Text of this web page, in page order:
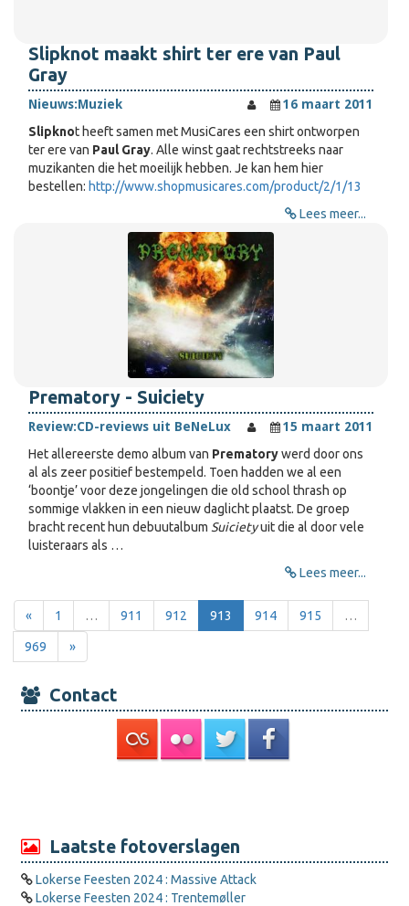
Slipknot maakt shirt ter ere van Paul
Gray
Nieuws:Muziek
16 maart 2011
Slipknot heeft samen met MusiCares een shirt ontworpen
ter ere van Paul Gray. Alle winst gaat rechtstreeks naar
muzikanten die het moeilijk hebben. Je kan hem hier
bestellen: http://www.shopmusicares.com/product/2/1/13
Lees meer...
Prematory - Suiciety
Review:CD-reviews uit BeNeLux
15 maart 2011
Het allereerste demo album van Prematorywerd door ons
al als zeer positief bestempeld. Toen hadden we al een
‘boontje’ voor deze jongelingen die old school thrash op
sommige vlakken in een nieuw daglicht plaatst. De groep
bracht recent hun debuutalbum Suicietyuit die al door vele
luisteraars als …
Lees meer...
« 1 … 911 912 913 914 915 …
969 »
Contact
Laatste fotoverslagen
Lokerse Feesten 2024 : Massive Attack
Lokerse Feesten 2024 : Trentemøller